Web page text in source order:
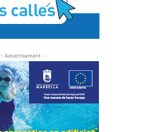
- Advertisement -